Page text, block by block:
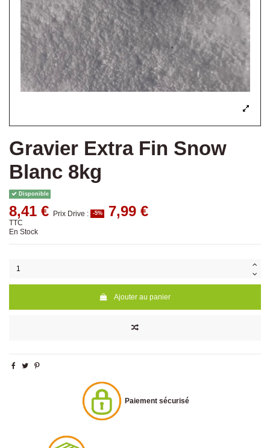
Gravier Extra Fin Snow
Blanc 8kg
Disponible
8,41 € Prix Drive : -5% 7,99 €
TTC
En Stock
Ajouter au panier
Paiement sécurisé